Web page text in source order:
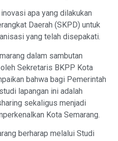
apa yang dilakukan
Daerah (SKPD) untuk
yang telah disepakati.
dalam sambutan
Sekretaris BKPP Kota
bahwa bagi Pemerintah
lapangan ini adalah
sekaligus menjadi
Kota Semarang.
berharap melalui Studi